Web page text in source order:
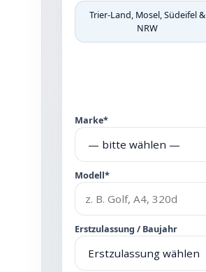
Trier-Land, Mosel, Südeifel &
NRW
Marke*
Modell*
Erstzulassung / Baujahr